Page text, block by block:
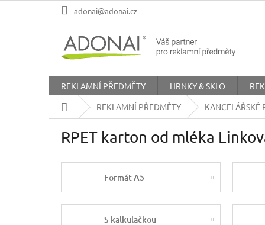
na
adonai@adonai.cz
REKLAMNÍ PŘEDMĚTY HRNKY & SKLO
Domů
REKLAMNÍ PŘEDMĚTY KANCELÁŘSKÉ
RPET karton od mléka
Formát A5
S kalkulačkou